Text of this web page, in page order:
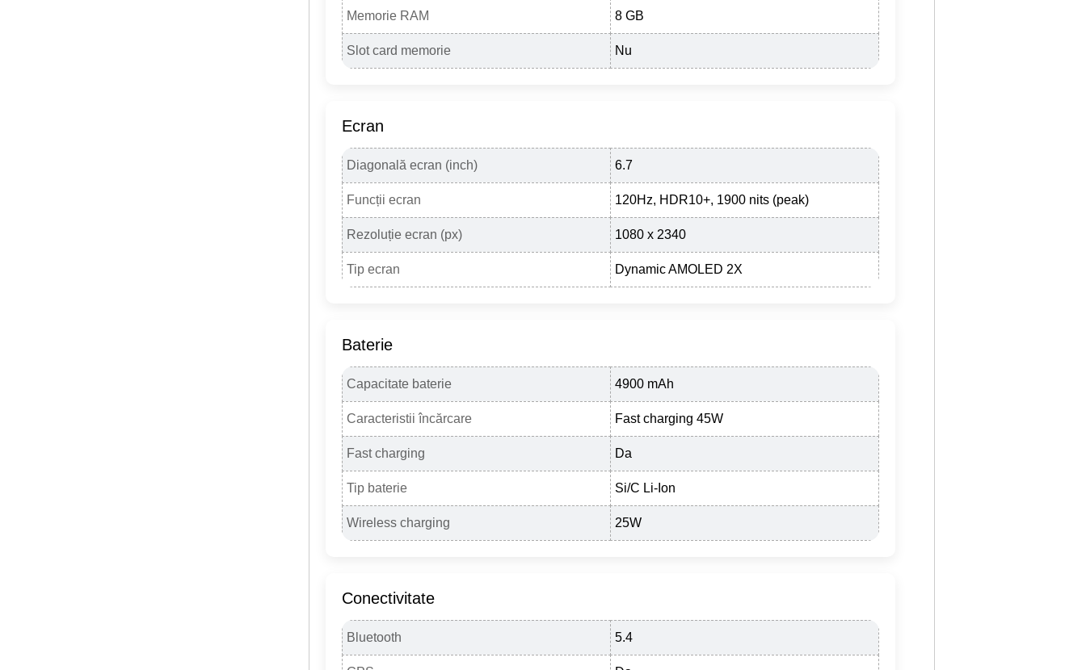
Memorie RAM 8 GB
Slot card memorie Nu
Ecran
Diagonală ecran (inch) 6.7
Funcții ecran 120Hz, HDR10+, 1900 nits (peak)
Rezoluție ecran (px) 1080 x 2340
Tip ecran Dynamic AMOLED 2X
Baterie
Capacitate baterie 4900 mAh
Caracteristii încărcare Fast charging 45W
Fast charging Da
Tip baterie Si/C Li-Ion
Wireless charging 25W
Conectivitate
Bluetooth 5.4